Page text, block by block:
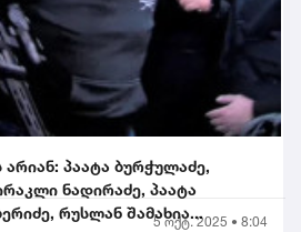
პაატა ბურჭულაძე,
ნადირაძე, პაატა
რუსლან შამახია...5 ოქტ. 2025 • 8:04